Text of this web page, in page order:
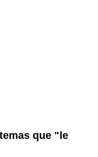
que "le